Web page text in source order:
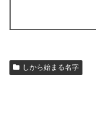
しから始まる名字